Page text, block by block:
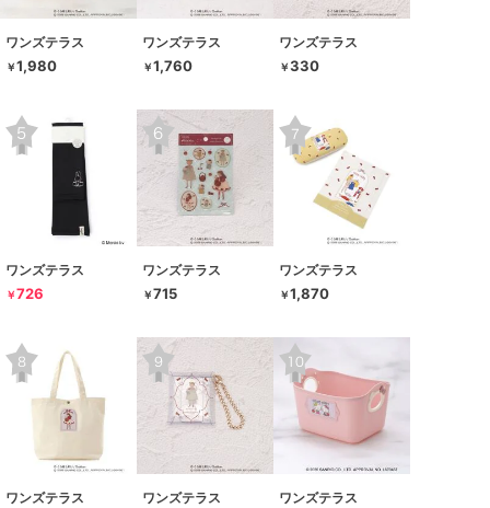
ワンズテラス
￥1,980
ワンズテラス
￥1,760
ワンズテラス
￥330
ワンズテラス
￥726
ワンズテラス
￥715
ワンズテラス
￥1,870
ワンズテラス ワンズテラス ワンズテラス